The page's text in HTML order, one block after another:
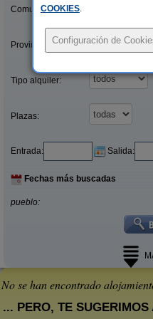
Comunidades:
Provincias/Islas:
Tipo alquiler:
Plazas:
Entrada: Salida:
Fechas más buscadas
pueblo:
No se han encontrado
... PERO, TE
COOKIES.